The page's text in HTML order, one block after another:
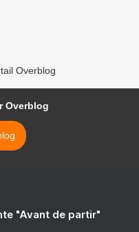
Overblog
Overblog
"Avant de partir"